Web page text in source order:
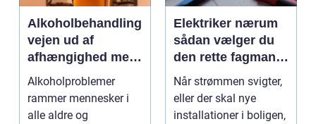
Alkoholbehandling
vejen ud af
afhængighed med
professionel støtte
Alkoholproblemer
rammer mennesker i
alle aldre og
Elektriker nærum
sådan vælger du
den rette fagmand
til dine el-opgaver
Når strømmen svigter,
eller der skal nye
installationer i boligen,